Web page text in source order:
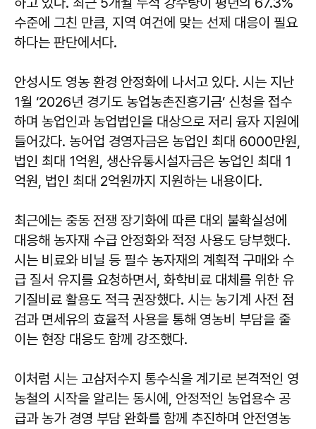
수준에 그친 만큼, 지역 여건에 맞는 선제 대응이 필요
하다는 판단에서다.
안성시도 영농 환경 안정화에 나서고 있다. 시는 지난
1월 ‘2026년 경기도 농업농촌진흥기금’ 신청을 접수
하며 농업인과 농업법인을 대상으로 저리 융자 지원에
들어갔다. 농어업 경영자금은 농업인 최대 6000만원,
법인 최대 1억원, 생산유통시설자금은 농업인 최대 1
억원, 법인 최대 2억원까지 지원하는 내용이다.
최근에는 중동 전쟁 장기화에 따른 대외 불확실성에
대응해 농자재 수급 안정화와 적정 사용도 당부했다.
시는 비료와 비닐 등 필수 농자재의 계획적 구매와 수
급 질서 유지를 요청하면서, 화학비료 대체를 위한 유
기질비료 활용도 적극 권장했다. 시는 농기계 사전 점
검과 면세유의 효율적 사용을 통해 영농비 부담을 줄
이는 현장 대응도 함께 강조했다.
이처럼 시는 고삼저수지 통수식을 계기로 본격적인 영
농철의 시작을 알리는 동시에, 안정적인 농업용수 공
급과 농가 경영 부담 완화를 함께 추진하며 안전영농